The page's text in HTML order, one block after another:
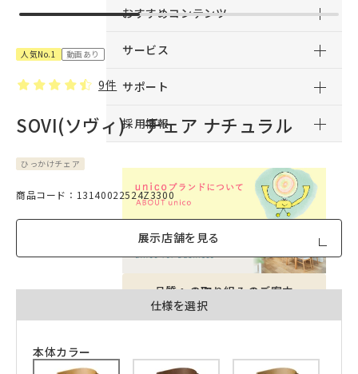
おすすめコンテンツ
サービス
サポート
採用情報
品質への取り組みのご案内
人気No.1 動画あり
9件
SOVI(ソヴィ) チェア ナチュラル
ひっかけチェア
商品コード：13140022524Z3300
展示店舗を見る
仕様を選択
本体カラー